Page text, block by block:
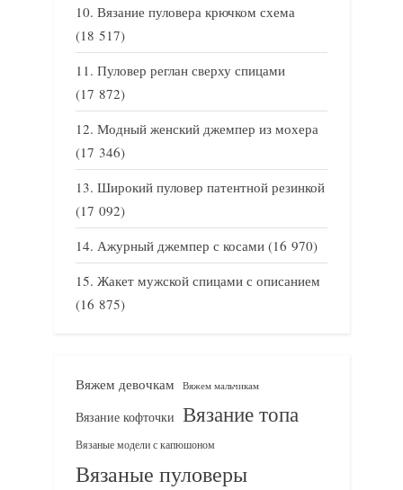
Вязание пуловера крючком схема
(18 517)
Пуловер реглан сверху спицами
(17 872)
Модный женский джемпер из мохера
(17 346)
Широкий пуловер патентной резинкой
(17 092)
Ажурный джемпер с косами (16 970)
Жакет мужской спицами с описанием
(16 875)
Вяжем девочкам Вяжем мальчикам
Вязание кофточки Вязание топа
Вязаные модели с капюшоном
Вязаные пуловеры